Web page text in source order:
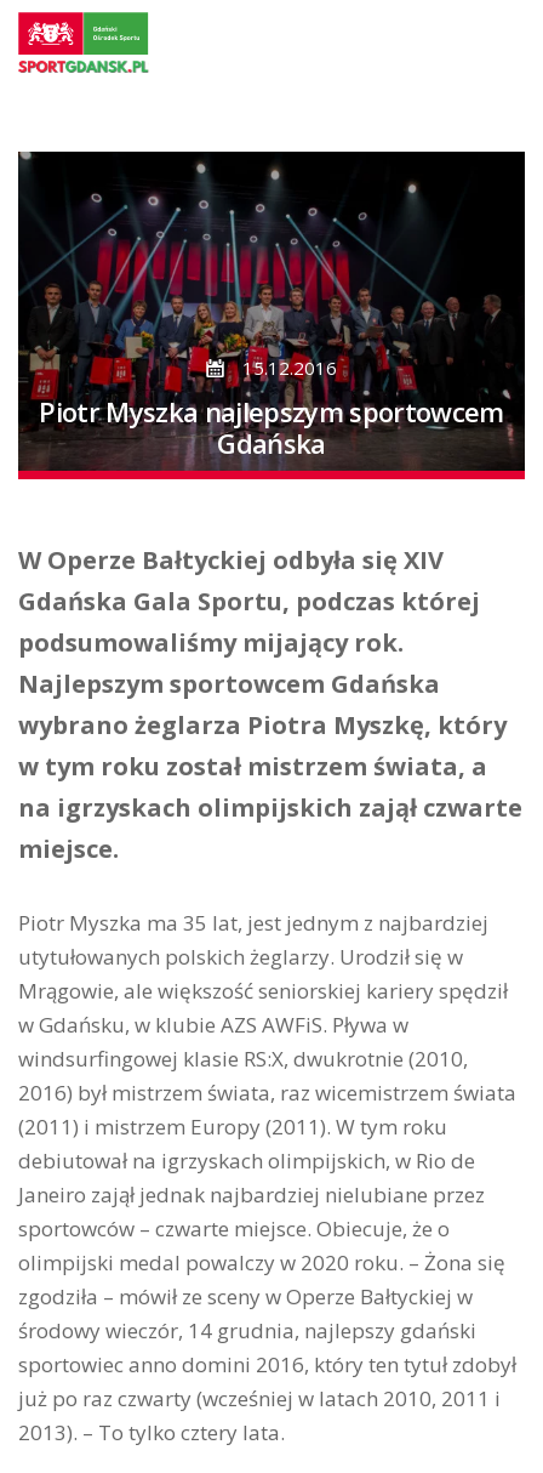
Przejdź
treści
Przejdź
do
15.12.2016
Piotr Myszka najlepszym sportowcem
Gdańska
W Operze Bałtyckiej odbyła się XIV
Gdańska Gala Sportu, podczas której
podsumowaliśmy mijający rok.
Najlepszym sportowcem Gdańska
wybrano żeglarza Piotra Myszkę, który
w tym roku został mistrzem świata, a
na igrzyskach olimpijskich zajął czwarte
miejsce.
Piotr Myszka ma 35 lat, jest jednym z najbardziej
utytułowanych polskich żeglarzy. Urodził się w
Mrągowie, ale większość seniorskiej kariery spędził
w Gdańsku, w klubie AZS AWFiS. Pływa w
windsurfingowej klasie RS:X, dwukrotnie (2010,
2016) był mistrzem świata, raz wicemistrzem świata
(2011) i mistrzem Europy (2011). W tym roku
debiutował na igrzyskach olimpijskich, w Rio de
Janeiro zajął jednak najbardziej nielubiane przez
sportowców – czwarte miejsce. Obiecuje, że o
olimpijski medal powalczy w 2020 roku. – Żona się
zgodziła – mówił ze sceny w Operze Bałtyckiej w
środowy wieczór, 14 grudnia, najlepszy gdański
sportowiec anno domini 2016, który ten tytuł zdobył
już po raz czwarty (wcześniej w latach 2010, 2011 i
2013). – To tylko cztery lata.